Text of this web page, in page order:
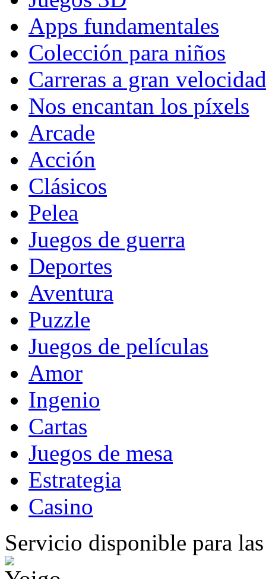
Apps fundamentales
Colección para niños
Carreras a gran velocidad
Nos encantan los píxels
Arcade
Acción
Clásicos
Pelea
Juegos de guerra
Deportes
Aventura
Puzzle
Juegos de películas
Amor
Ingenio
Cartas
Juegos de mesa
Estrategia
Casino
Servicio disponible para